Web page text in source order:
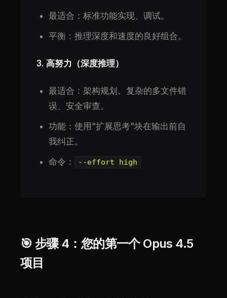
最适合：标准功能实现、调试。
平衡：推理深度和速度的良好组合。
3. 高努力（深度推理）
最适合：架构规划、复杂的多文件错
误、安全审查。
功能：使用"扩展思考"块在输出前自
我纠正。
命令：
--effort high
🎯 步骤 4：您的第一个 Opus 4.5
项目